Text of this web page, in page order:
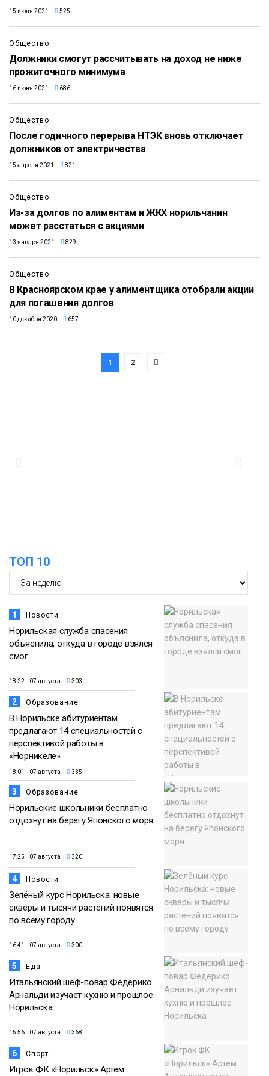
15 июля 2021 525
Общество
Должники смогут рассчитывать на доход не ниже
прожиточного минимума
16 июня 2021 686
Общество
После годичного перерыва НТЭК вновь отключает
должников от электричества
15 апреля 2021 821
Общество
Из-за долгов по алиментам и ЖКХ норильчанин
может расстаться с акциями
13 января 2021 829
Общество
В Красноярском крае у алиментщика отобрали акции
для погашения долгов
10 декабря 2020 657
1 2
ТОП 10
1 Новости
Норильская служба спасения
объяснила, откуда в городе взялся
смог
18:22 07 августа 303
2 Образование
В Норильске абитуриентам
предлагают 14 специальностей с
перспективой работы в
«Норникеле»
18:01 07 августа 335
3 Образование
Норильские школьники бесплатно
отдохнут на берегу Японского моря
17:25 07 августа 320
4 Новости
Зелёный курс Норильска: новые
скверы и тысячи растений появятся
по всему городу
16:41 07 августа 300
5 Еда
Итальянский шеф-повар Федерико
Арнальди изучает кухню и прошлое
Норильска
15:56 07 августа 368
6 Спорт
Игрок ФК «Норильск» Артём